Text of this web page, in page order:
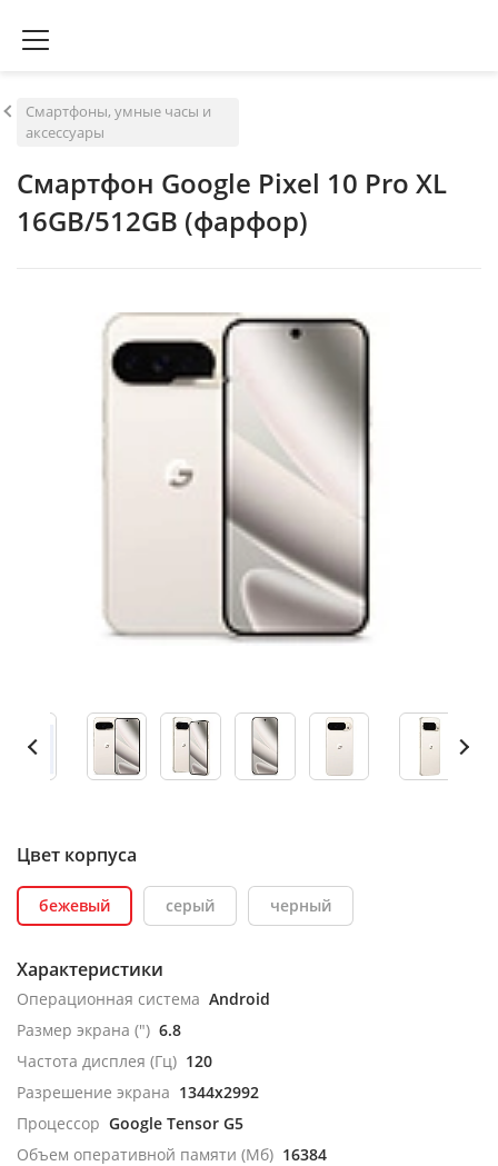
Смартфоны, умные часы и
аксессуары
Смартфон Google Pixel 10 Pro XL
16GB/512GB (фарфор)
Цвет корпуса
бежевый серый черный
Характеристики
Операционная система Android
Размер экрана (") 6.8
Частота дисплея (Гц) 120
Разрешение экрана 1344x2992
Процессор Google Tensor G5
Объем оперативной памяти (Мб) 16384